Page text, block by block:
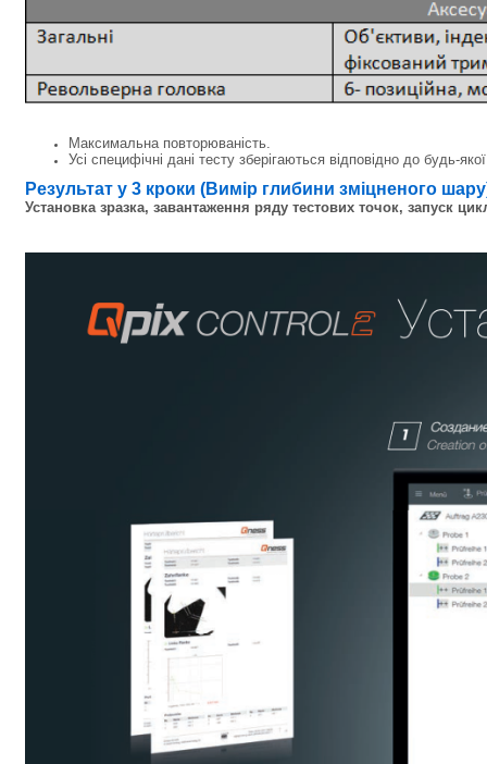
Максимальна повторюваність.
Усі специфічні дані тесту зберігаються відповідно до будь-
Результат у 3 кроки (Вимір глибини зміцненого
Установка зразка, завантаження ряду тестових точок, запуск